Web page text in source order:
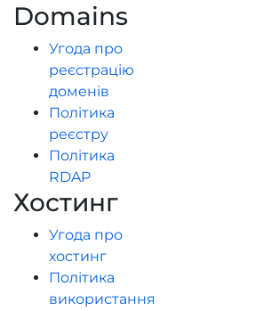
Domains
Угода про
реєстрацію
доменів
Політика
реєстру
Політика
RDAP
Хостинг
Угода про
хостинг
Політика
використання